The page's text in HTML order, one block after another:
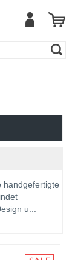
handgefertigte
u